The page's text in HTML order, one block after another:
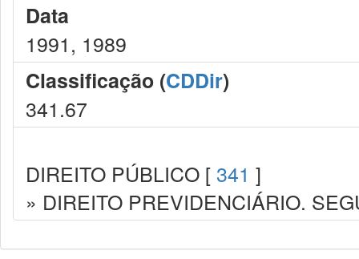
Data
1991, 1989
Classificação (CDDir)
341.67
DIREITO PÚBLICO [ 341 ]
» DIREITO PREVIDENCIÁRIO.